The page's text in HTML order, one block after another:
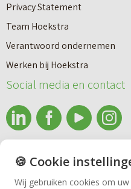
Nieuwbouw
Huren
Privacy Statement
Team Hoekstra
Verantwoord ondernemen
Werken bij Hoekstra
Social media en contact
info@makelaardijhoekstra.nl
Alle contactgegevens
🍪 Cookie
Wij gebruiken cookies om